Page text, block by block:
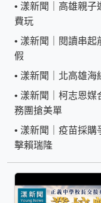
• 漾新聞｜高雄親
費玩
• 漾新聞｜閱讀串
假
• 漾新聞｜北高雄
• 漾新聞｜柯志恩
務團搶美單
• 漾新聞｜疫苗採
擊賴瑞隆